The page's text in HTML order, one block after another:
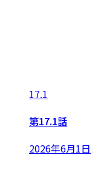
17.1
第17.1話
2026年6月1日